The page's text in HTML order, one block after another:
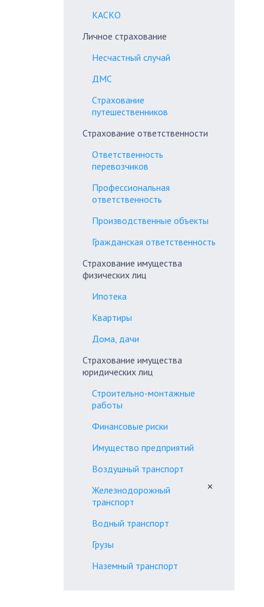
КАСКО
Личное страхование
Несчастный случай
ДМС
Страхование
путешественников
Страхование ответственности
Ответственность
перевозчиков
Профессиональная
ответственность
Производственные объекты
Гражданская ответственность
Страхование имущества
физических лиц
Ипотека
Квартиры
Дома, дачи
Страхование имущества
юридических лиц
Строительно-монтажные
работы
Финансовые риски
Имущество предприятий
Воздушный транспорт
Железнодорожный
транспорт
✕
Водный транспорт
Грузы
Наземный транспорт